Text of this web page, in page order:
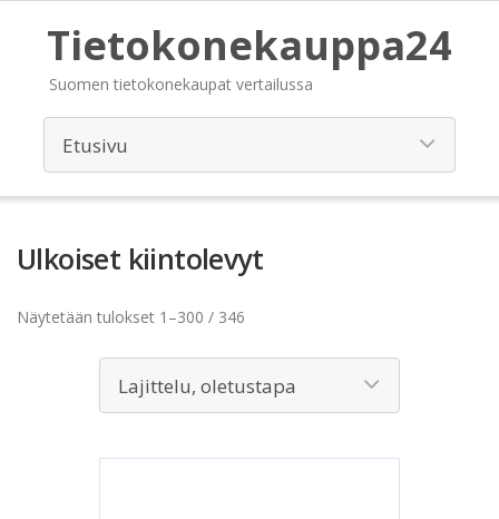
Tietokonekauppa24
Suomen tietokonekaupat vertailussa
Ulkoiset kiintolevyt
Näytetään tulokset 1–300 / 346